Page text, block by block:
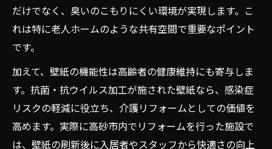
だけでなく、臭いのこもりにくい環境が実現します。こ
れは特に老人ホームのような共有空間で重要なポイント
です。
加えて、壁紙の機能性は高齢者の健康維持にも寄与しま
す。抗菌・抗ウイルス加工が施された壁紙なら、感染症
リスクの軽減に役立ち、介護リフォームとしての価値を
高めます。実際に高砂市内でリフォームを行った施設で
は、壁紙の刷新後に入居者やスタッフから快適さの向上